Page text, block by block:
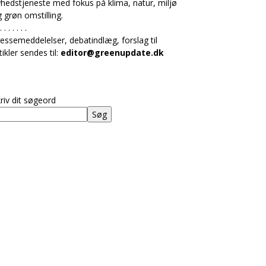
med fokus på klima, natur, miljø
grøn omstilling.
. . . . . .
debatindlæg, forslag til
sendes til: editor@greenupdate.dk
dit søgeord
Søg